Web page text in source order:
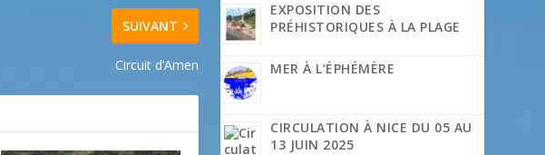
SUIVANT
Circuit d’Amen
EXPOSITION DES
PRÉHISTORIQUES À LA PLAGE
MER À L’ÉPHÉMÈRE
CIRCULATION À NICE DU 05 AU
13 JUIN 2025